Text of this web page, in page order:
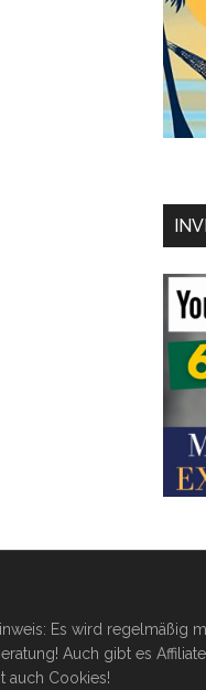
Es wird regelmäßig
Auch gibt es
auch Cookies!